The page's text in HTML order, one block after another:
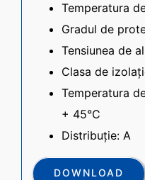
Temperatura
Gradul de
Tensiunea de
Clasa de
Temperatura
+ 45°C
Distribuție: A
DOWNLOAD